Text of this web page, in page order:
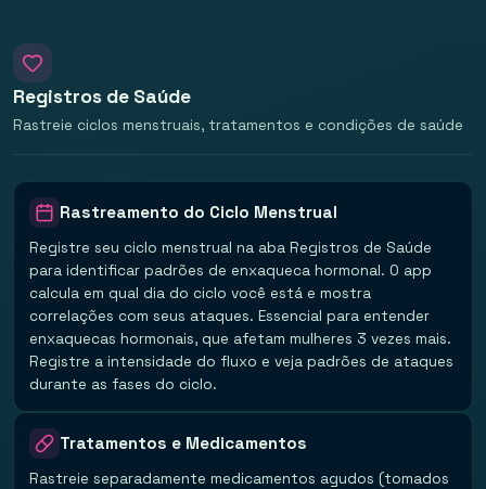
Registros de Saúde
Rastreie ciclos menstruais, tratamentos e condições de saúde
Rastreamento do Ciclo Menstrual
Registre seu ciclo menstrual na aba Registros de Saúde
para identificar padrões de enxaqueca hormonal. O app
calcula em qual dia do ciclo você está e mostra
correlações com seus ataques. Essencial para entender
enxaquecas hormonais, que afetam mulheres 3 vezes mais.
Registre a intensidade do fluxo e veja padrões de ataques
durante as fases do ciclo.
Tratamentos e Medicamentos
Rastreie separadamente medicamentos agudos (tomados